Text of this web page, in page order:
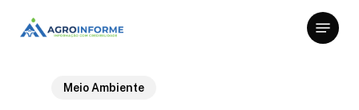
Menu
Meio Ambiente